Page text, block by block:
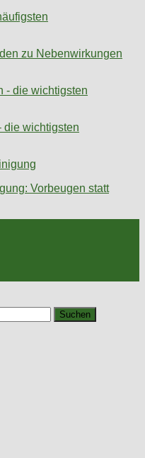
zu Nebenwirkungen
die wichtigsten
Vorbeugen statt